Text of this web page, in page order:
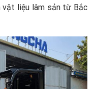
vật liệu lâm sản từ Bắc